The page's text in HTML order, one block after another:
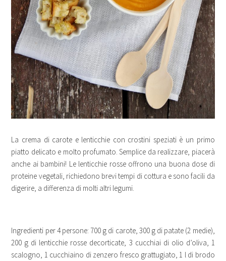
La crema di carote e lenticchie con crostini speziati è un primo
piatto delicato e molto profumato. Semplice da realizzare, piacerà
anche ai bambini! Le lenticchie rosse offrono una buona dose di
proteine vegetali, richiedono brevi tempi di cottura e sono facili da
digerire, a differenza di molti altri legumi.
Ingredienti per 4 persone: 700 g di carote, 300 g di patate (2 medie),
200 g di lenticchie rosse decorticate, 3 cucchiai di olio d’oliva, 1
scalogno, 1 cucchiaino di zenzero fresco grattugiato, 1 l di brodo